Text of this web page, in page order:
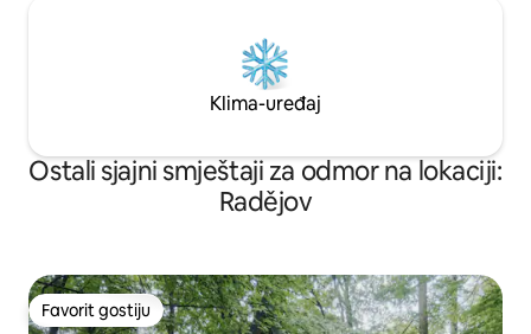
Klima-uređaj
Ostali sjajni smještaji za odmor na lokaciji:
Radějov
Favorit gostiju
Favorit gostiju